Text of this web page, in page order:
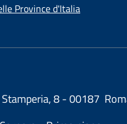
Province d'Italia
Stamperia, 8 - 00187